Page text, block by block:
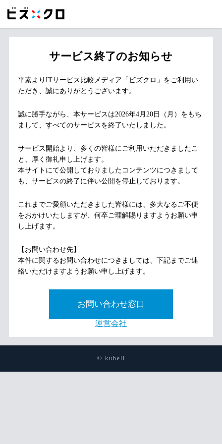
サービス終了のお知らせ
平素よりITサービス比較メディア「ビズクロ」をご利用い
ただき、誠にありがとうございます。
誠に勝手ながら、本サービスは2026年4月20日（月）をもち
まして、すべてのサービスを終了いたしました。
サービス開始より、多くの皆様にご利用いただきましたこ
と、厚く御礼申し上げます。
本サイトにて公開しておりましたコンテンツにつきまして
も、サービスの終了に伴い公開を停止しております。
これまでご愛顧いただきました皆様には、多大なるご不便
をおかけいたしますが、何卒ご理解賜りますようお願い申
し上げます。
【お問い合わせ先】
本件に関するお問い合わせにつきましては、下記までご連
絡いただけますようお願い申し上げます。
お問い合わせ窓口
運営会社
© kubell